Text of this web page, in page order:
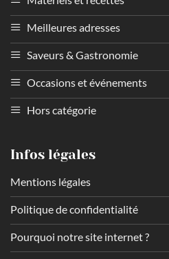
Meilleures adresses
Saveurs & Gastronomie
Occasions et événements
Hors catégorie
Infos légales
Mentions légales
Politique de confidentialité
Pourquoi notre site internet ?